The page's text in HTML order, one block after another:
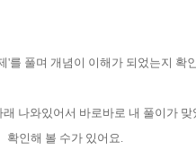
'를 풀며 개념이 이해가 되었는지 확
나와있어서 바로바로 내 풀이가 맞
확인해 볼 수가 있어요.